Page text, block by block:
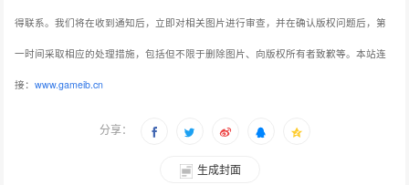
得联系。我们将在收到通知后，立即对相关图片进行审查，并在确认版权问题后，第
一时间采取相应的处理措施，包括但不限于删除图片、向版权所有者致歉等。本站连
接：www.gameib.cn
分享：
生成封面